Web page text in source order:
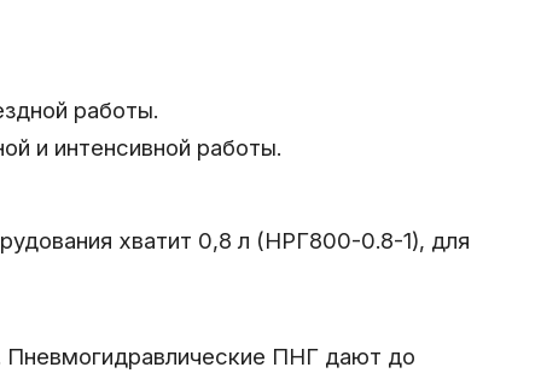
работы.
и интенсивной работы.
хватит 0,8 л (НРГ800-0.8-1), для
Пневмогидравлические ПНГ дают до